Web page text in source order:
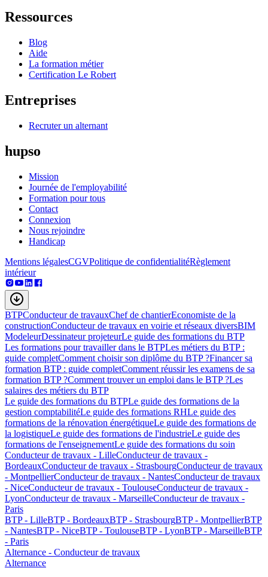
Ressources
Blog
Aide
La formation métier
Certification Le Robert
Entreprises
Recruter un alternant
hupso
Mission
Journée de l'employabilité
Formation pour tous
Contact
Connexion
Nous rejoindre
Handicap
Mentions légalesCGVPolitique de confidentialitéRèglement
intérieur
BTPConducteur de travauxChef de chantierEconomiste de la
constructionConducteur de travaux en voirie et réseaux diversBIM
ModeleurDessinateur projeteurLe guide des formations du BTP
Les formations pour travailler dans le BTPLes métiers du BTP :
guide completComment choisir son diplôme du BTP ?Financer sa
formation BTP : guide completComment réussir les examens de sa
formation BTP ?Comment trouver un emploi dans le BTP ?Les
salaires des métiers du BTP
Le guide des formations du BTPLe guide des formations de la
gestion comptabilitéLe guide des formations RHLe guide des
formations de la rénovation énergétiqueLe guide des formations de
la logistiqueLe guide des formations de l'industrieLe guide des
formations de l'enseignementLe guide des formations du soin
Conducteur de travaux - LilleConducteur de travaux -
BordeauxConducteur de travaux - StrasbourgConducteur de travaux
- MontpellierConducteur de travaux - NantesConducteur de travaux
- NiceConducteur de travaux - ToulouseConducteur de travaux -
LyonConducteur de travaux - MarseilleConducteur de travaux -
Paris
BTP - LilleBTP - BordeauxBTP - StrasbourgBTP - MontpellierBTP
- NantesBTP - NiceBTP - ToulouseBTP - LyonBTP - MarseilleBTP
- Paris
Alternance - Conducteur de travaux
Alternance